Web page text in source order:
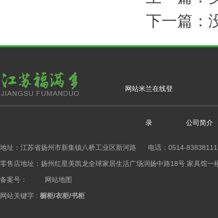
下一篇：
网站米兰在线登
录 公司简介
地址：江苏省扬州市新集镇八桥工业区新河路 电话：0514-
零售店地址：扬州红星美凯龙全球家居生活广场润扬中路18号 家具
备案号： 网站地图
网站关键字 : 橱柜/衣柜/书柜